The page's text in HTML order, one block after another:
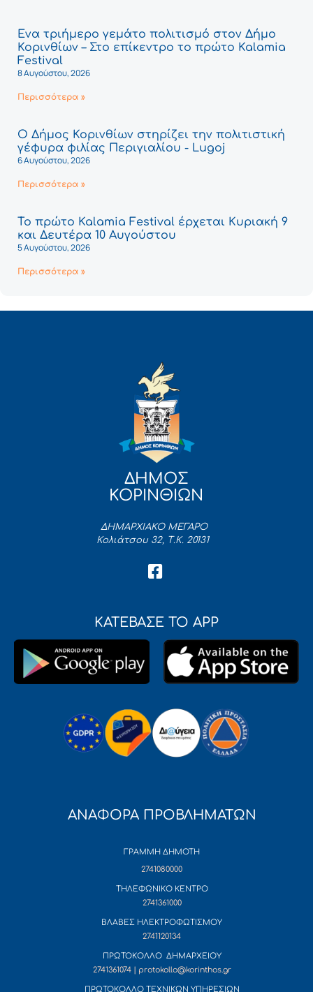
Ένα τριήμερο γεμάτο πολιτισμό στον Δήμο
Κορινθίων – Στο επίκεντρο το πρώτο Kalamia
Festival
8 Αυγούστου, 2026
Περισσότερα »
Ο Δήμος Κορινθίων στηρίζει την πολιτιστική
γέφυρα φιλίας Περιγιαλίου - Lugoj
6 Αυγούστου, 2026
Περισσότερα »
Το πρώτο Kalamia Festival έρχεται Κυριακή 9
και Δευτέρα 10 Αυγούστου
5 Αυγούστου, 2026
Περισσότερα »
ΔΗΜΟΣ
ΚΟΡΙΝΘΙΩΝ
ΔΗΜΑΡΧΙΑΚΟ ΜΕΓΑΡΟ
Κολιάτσου 32, Τ.Κ. 20131
ΚΑΤΕΒΑΣΕ ΤΟ APP
ΑΝΑΦΟΡΑ ΠΡΟΒΛΗΜΑΤΩΝ
ΓΡΑΜΜΗ ΔΗΜΟΤΗ
2741080000
ΤΗΛΕΦΩΝΙΚΟ ΚΕΝΤΡΟ
2741361000
ΒΛΑΒΕΣ ΗΛΕΚΤΡΟΦΩΤΙΣΜΟΥ
2741120134
ΠΡΩΤΟΚΟΛΛΟ ΔΗΜΑΡΧΕΙΟΥ
2741361074 | protokollo@korinthos.gr
ΠΡΩΤΟΚΟΛΛΟ ΤΕΧΝΙΚΩΝ ΥΠΗΡΕΣΙΩΝ